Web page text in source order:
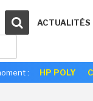
ACTUALITÉS
: HP POLY